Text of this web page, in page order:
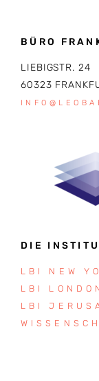
BÜRO
LIEBIGSTR. 24
60323
DIE
LBI NEW
LBI
LBI